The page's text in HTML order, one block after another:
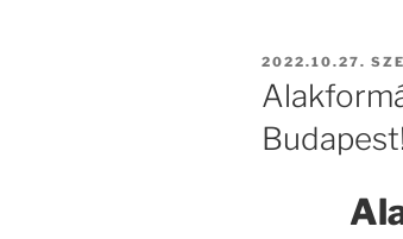
BEKÜLDVE:
2022.10.27.